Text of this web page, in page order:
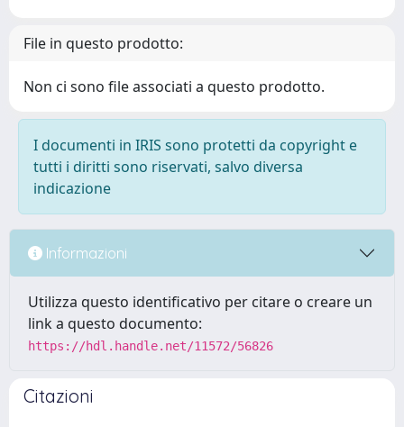
File in questo prodotto:
Non ci sono file associati a questo prodotto.
I documenti in IRIS sono protetti da copyright e
tutti i diritti sono riservati, salvo diversa
indicazione
Informazioni
Utilizza questo identificativo per citare o creare un
link a questo documento:
https://hdl.handle.net/11572/56826
Citazioni